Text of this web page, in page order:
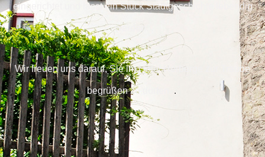
eingerichtet und lässt ein Stück Stadtgeschichte lebendig
werden.
Wir freuen uns darauf, Sie im Hotel Herberge zur Traube
begrüßen zu dürfen. .